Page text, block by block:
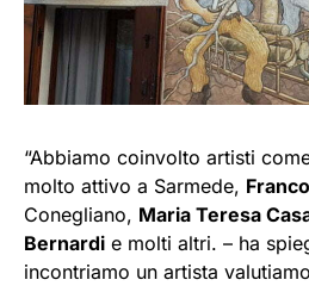
“Abbiamo coinvolto artisti
molto attivo a Sarmede,
Conegliano, Maria Teresa
Bernardi e molti altri. – ha
incontriamo un artista